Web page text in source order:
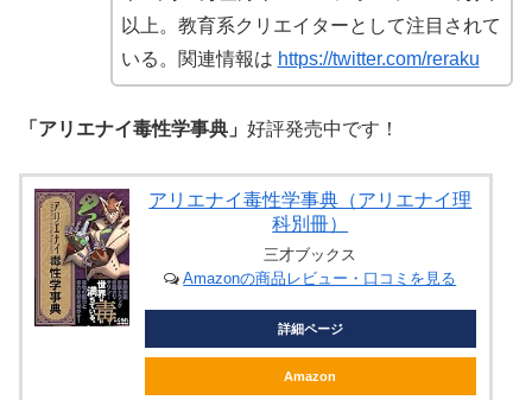
以上。教育系クリエイターとして注目されて
いる。関連情報は https://twitter.com/reraku
「アリエナイ毒性学事典」 好評発売中です！
アリエナイ毒性学事典（アリエナイ理
科別冊）
三才ブックス
Amazonの商品レビュー・口コミを見る
詳細ページ
Amazon